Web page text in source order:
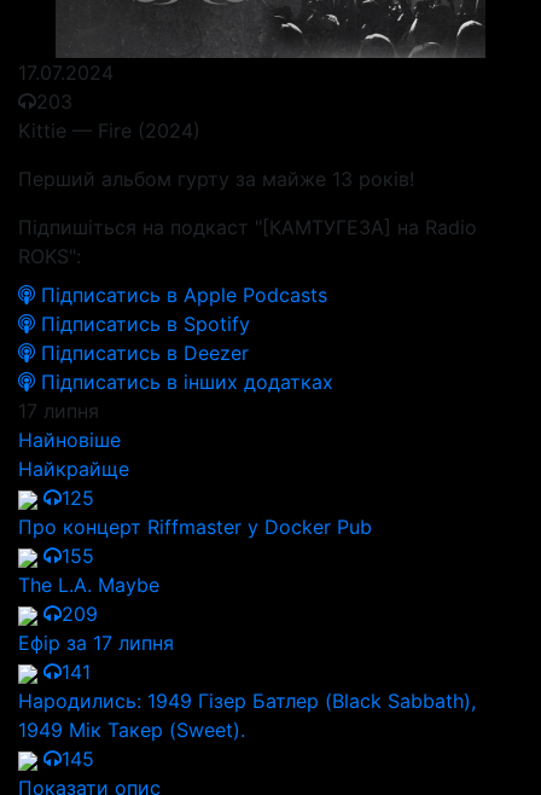
17.07.2024
203
Kittie — Fire (2024)
Перший альбом гурту за майже 13 років!
Підпишіться на подкаст "[КАМТУГЕЗА] на Radio
ROKS":
Підписатись в Apple Podcasts
Підписатись в Spotify
Підписатись в Deezer
Підписатись в інших додатках
17 липня
Найновіше
Найкрайще
125
Про концерт Riffmaster у Docker Pub
155
The L.A. Maybe
209
Ефір за 17 липня
141
Народились: 1949 Гізер Батлер (Black Sabbath),
1949 Мік Такер (Sweet).
145
Показати опис